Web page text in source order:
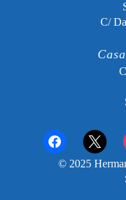
C/
facebook x
© 2025